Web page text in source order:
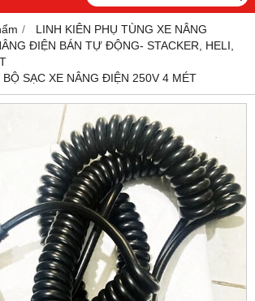
LINH KIÊN PHỤ TÙNG XE NÂNG
ĐIỆN BÁN TỰ ĐỘNG- STACKER, HELI,
BỘ SẠC XE NÂNG ĐIỆN 250V 4 MÉT